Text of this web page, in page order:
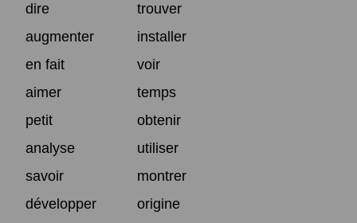
dire
trouver
augmenter
installer
en fait
voir
aimer
temps
petit
obtenir
analyse
utiliser
savoir
montrer
développer
origine